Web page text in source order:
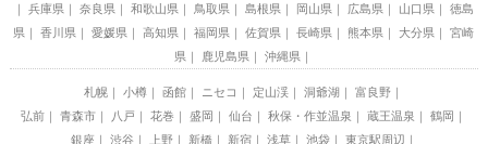
兵庫県
奈良県 和歌山県 鳥取県 島根県 岡山県 広島県 山口県
徳島
県
香川県 愛媛県 高知県 福岡県 佐賀県 長崎県 熊本県 大分県
宮崎
県
鹿児島県 沖縄県
札幌 小樽 函館 ニセコ 定山渓 洞爺湖
富良野
弘前
青森市 八戸 花巻 盛岡 仙台 秋保・作並温泉 蔵王温泉
鶴岡
銀座
渋谷 上野 新橋 新宿 浅草 池袋
東京駅周辺